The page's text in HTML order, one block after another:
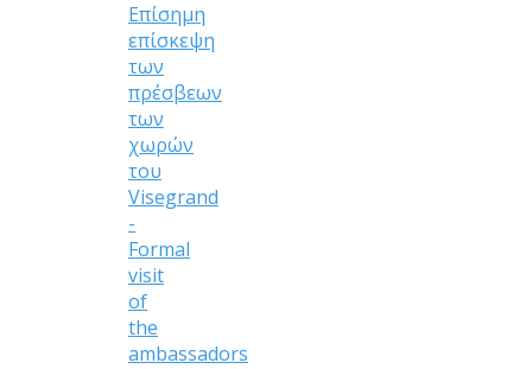
Επίσημη
επίσκεψη
των
πρέσβεων
των
χωρών
του
Visegrand
-
Formal
visit
of
the
ambassadors